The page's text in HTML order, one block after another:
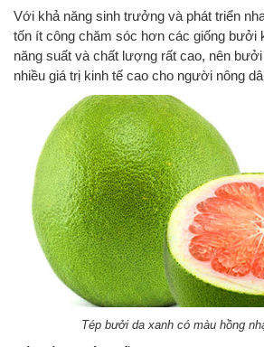
Với khả năng sinh trưởng và phát triển
tốn ít công chăm sóc hơn các giống bưởi
năng suất và chất lượng rất cao, nên
nhiều giá trị kinh tế cao cho người nông
Tép bưởi da xanh có màu hồng